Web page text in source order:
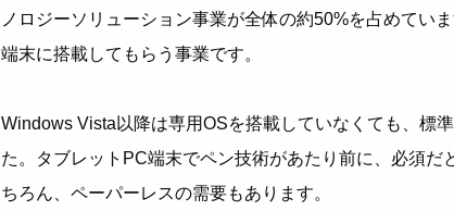
ノロジーソリューション事業が全体の約50%を占めてい
端末に搭載してもらう事業です。
Windows Vista以降は専用OSを搭載していなくても、標
た。タブレットPC端末でペン技術があたり前に、必須だ
ちろん、ペーパーレスの需要もあります。